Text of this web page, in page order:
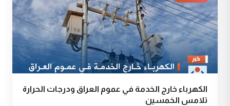
الكهرباء خارج الخدمة في عموم العراق ودرجات الحرارة
تلامس الخمسين